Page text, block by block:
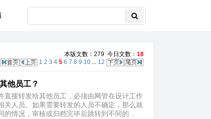
本版文数：279 今日文数： 18
1 2 3 4 5 6 7 8 9 10 ... 12
他员工？
接转发给其他员工，必须由网管在设计工作
人员。如果需要转发的人员不确定，那么就
情况，审核或归档完毕后跳转到不同的...